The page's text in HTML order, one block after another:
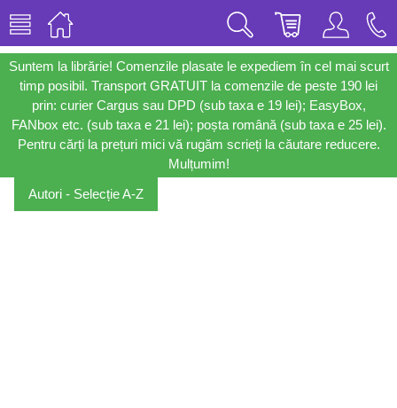
Suntem la librărie! Comenzile plasate le expediem în cel mai scurt
timp posibil. Transport GRATUIT la comenzile de peste 190 lei
prin: curier Cargus sau DPD (sub taxa e 19 lei); EasyBox,
FANbox etc. (sub taxa e 21 lei); poșta română (sub taxa e 25 lei).
Pentru cărți la prețuri mici vă rugăm scrieți la căutare reducere.
Mulțumim!
Autori - Selecție A-Z